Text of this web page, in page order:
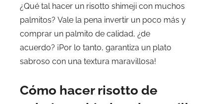
¿Qué tal hacer un risotto shimeji con muchos
palmitos? Vale la pena invertir un poco más y
comprar un palmito de calidad, ¿de
acuerdo? ¡Por lo tanto, garantiza un plato
sabroso con una textura maravillosa!
Cómo hacer risotto de